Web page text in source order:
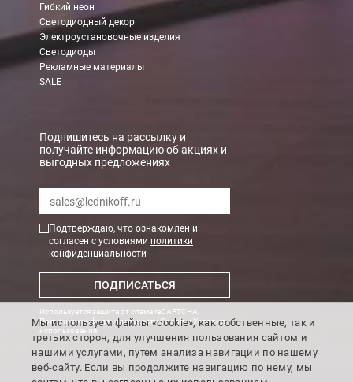
При заказе от 7000 руб. стоимость доставки равна 30 руб.
При заказе менее 7000 руб. стоимость доставки 750 руб. +
В Санкт-Петербурге
При заказе менее 7000 руб. стоимость доставки
Мы можем доставить ваши заказы сервисом компании
Транспортные компании
Доставка до ТК от 7000 руб. БЕСПЛАТНО.
При заказе менее 7000 руб. стоимость доставки до ТК 750 руб.
Стоимость доставки ТК до Вашего пункта назначения Вы
Подробнее обоплате и доставке
Гибкий неон
Светодиодный декор
Электроустановочные изделия
Светодиоды
Рекламные материалы
SALE
Подпишитесь на рассылку и
получайте информацию об акциях и
выгодных предложениях
Подтверждаю, что ознакомлен и
согласен с условиями политики
конфиденциальности
ПОДПИСАТЬСЯ
Используется защита от спама reCAPTCHA,
Политика конфиденциальности GoogleиУсловия
использования
Мы используем файлы «cookie», как собственные, так и
третьих сторон, для улучшения пользования сайтом и
нашими услугами, путем анализа навигации по нашему
веб-сайту. Если вы продолжите навигацию по нему, мы